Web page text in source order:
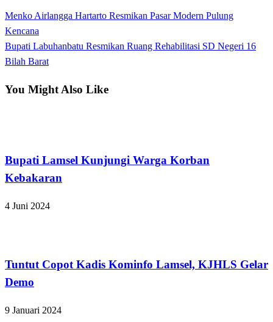
Navigasi
pos
Previous
Post
Menko Airlangga Hartarto Resmikan Pasar Modern Pulung
Kencana
Next
Post
Bupati Labuhanbatu Resmikan Ruang Rehabilitasi SD Negeri 16
Bilah Barat
You Might Also Like
Bupati Lamsel Kunjungi Warga Korban
Kebakaran
4 Juni 2024
Tuntut Copot Kadis Kominfo Lamsel, KJHLS Gelar
Demo
9 Januari 2024